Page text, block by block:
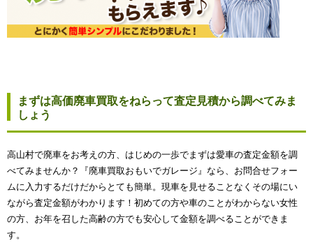
まずは高価廃車買取をねらって査定見積から調べてみま
しょう
高山村で廃車をお考えの方、はじめの一歩でまずは愛車の査定金額を調
べてみませんか？『廃車買取おもいでガレージ』なら、お問合せフォー
ムに入力するだけだからとても簡単。現車を見せることなくその場にい
ながら査定金額がわかります！初めての方や車のことがわからない女性
の方、お年を召した高齢の方でも安心して金額を調べることができま
す。